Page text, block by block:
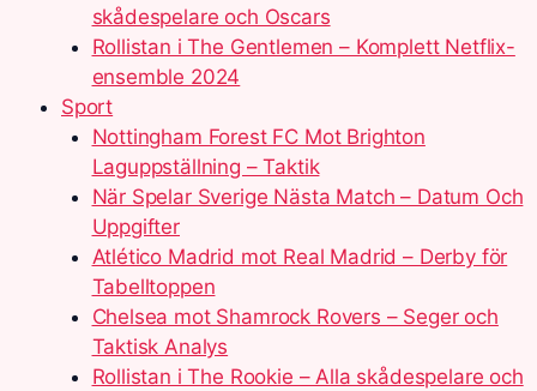
skådespelare och Oscars
Rollistan i The Gentlemen – Komplett Netflix-
ensemble 2024
Sport
Nottingham Forest FC Mot Brighton
Laguppställning – Taktik
När Spelar Sverige Nästa Match – Datum Och
Uppgifter
Atlético Madrid mot Real Madrid – Derby för
Tabelltoppen
Chelsea mot Shamrock Rovers – Seger och
Taktisk Analys
Rollistan i The Rookie – Alla skådespelare och